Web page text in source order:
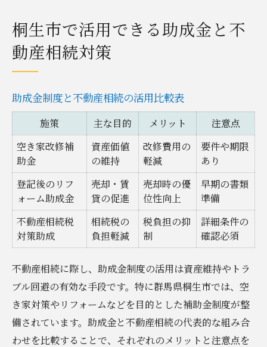
桐生市で活用できる助成金と不
動産相続対策
助成金制度と不動産相続の活用比較表
施策 主な目的 メリット
注意点
空き家改修補
助金
資産価値
の維持
改修費用の
軽減
要件や期限
あり
登記後のリフ
ォーム助成金
売却・賃
貸の促進
売却時の優
位性向上
早期の書類
準備
不動産相続税
対策助成
相続税の
負担軽減
税負担の抑
制
詳細条件の
確認必須
不動産相続に際し、助成金制度の活用は資産維持やトラ
ブル回避の有効な手段です。特に群馬県桐生市では、空
き家対策やリフォームなどを目的とした補助金制度が整
備されています。助成金と不動産相続の代表的な組み合
わせを比較することで、それぞれのメリットと注意点を